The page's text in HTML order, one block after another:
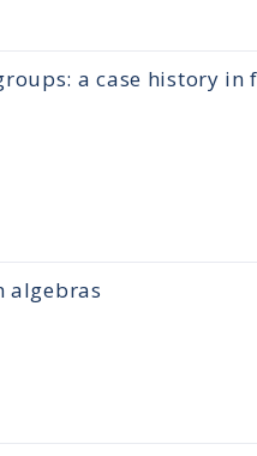
a case history in
algebras